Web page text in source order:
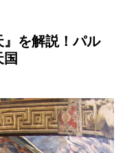
』を解説！パル